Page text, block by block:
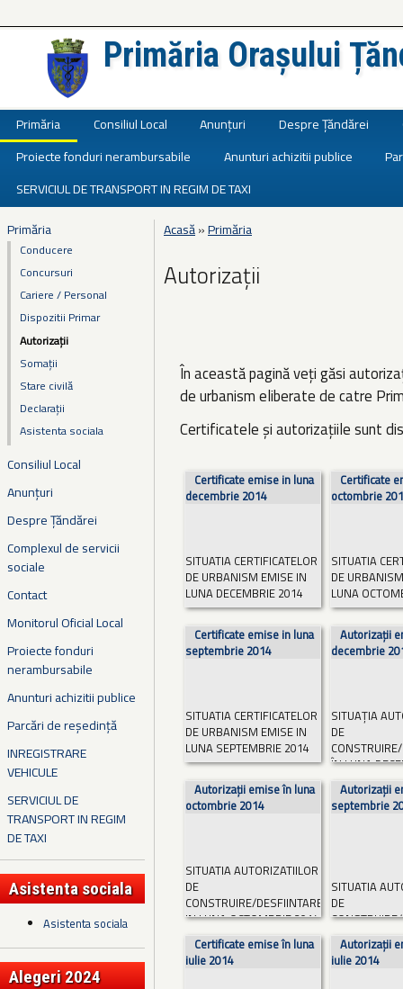
Primăria Orașului
Primăria Consiliul Local Anunțuri Despre Țăndărei
Proiecte fonduri nerambursabile
Anunturi achizitii publice
SERVICIUL DE TRANSPORT IN REGIM DE TAXI
Primăria
Conducere
Concursuri
Cariere / Personal
Dispozitii Primar
Autorizații
Somații
Stare civilă
Declarații
Asistenta sociala
Consiliul Local
Anunțuri
Despre Țăndărei
Complexul de servicii
sociale
Contact
Monitorul Oficial Local
Proiecte fonduri
nerambursabile
Anunturi achizitii publice
Parcări de reședință
INREGISTRARE
VEHICULE
SERVICIUL DE
TRANSPORT IN REGIM
DE TAXI
Asistenta sociala
Asistenta sociala
Alegeri 2024
Eşti aici
Acasă»Primăria
Autorizații
În această pagină veți găsi
de urbanism eliberate de catre
Certificatele și autorizațiile sunt
Certificate emise in luna
decembrie 2014
SITUATIA CERTIFICATELOR
DE URBANISM EMISE IN
LUNA DECEMBRIE 2014
Nr. crt.
Primaria
Beneficiar
Adresa...Citește mai mult
Certificate
octombrie
SITUATIA
DE
LUNA
Nr. crt.
Beneficiar
Adresa...
Certificate emise in luna
septembrie 2014
SITUATIA CERTIFICATELOR
DE URBANISM EMISE IN
LUNA SEPTEMBRIE 2014
Nr. crt.
Beneficiar...
mult
Autorizații
decembrie
SITUAȚIA
DE
ÎN LUNA
Nr. crt.
Data emiterii
Citește mai
Autorizații emise în luna
octombrie 2014
SITUATIA AUTORIZATIILOR
DE
CONSTRUIRE/DESFIINTARE
IN LUNA OCTOMBRIE 2014
Nr. crt.
Autorizații
septembrie
SITUATIA
DE
IN LUNA
2014
Certificate emise în luna
iulie 2014
Autorizații
iulie 2014
Pagini